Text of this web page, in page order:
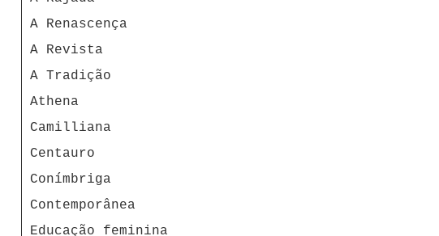
A Renascença
A Revista
A Tradição
Athena
Camilliana
Centauro
Conímbriga
Contemporânea
Educação feminina